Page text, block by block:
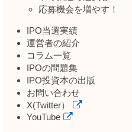
応募機会を増やす！
IPO当選実績
運営者の紹介
コラム一覧
IPOの問題集
IPO投資本の出版
お問い合わせ
X(Twitter）
YouTube